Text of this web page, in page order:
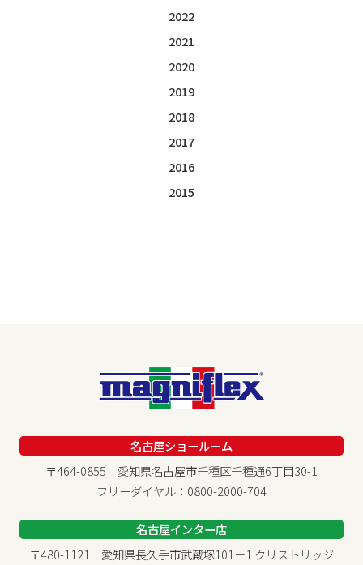
2022
2021
2020
2019
2018
2017
2016
2015
名古屋ショールーム
〒464-0855 愛知県名古屋市千種区千種通6丁目30-1
フリーダイヤル：0800-2000-704
名古屋インター店
〒480-1121 愛知県長久手市武蔵塚101－1 クリストリッジ